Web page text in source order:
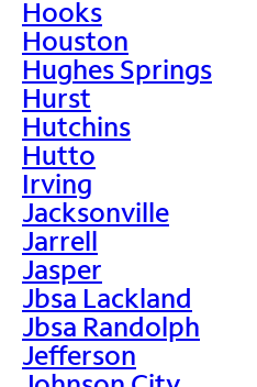
Hooks
Houston
Hughes Springs
Hurst
Hutchins
Hutto
Irving
Jacksonville
Jarrell
Jasper
Jbsa Lackland
Jbsa Randolph
Jefferson